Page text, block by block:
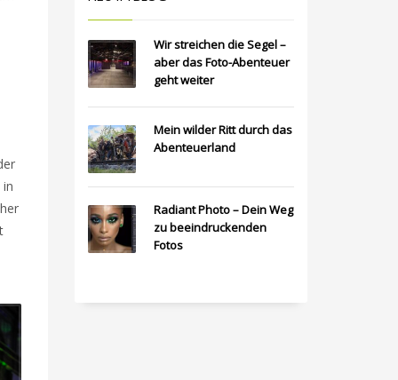
Wir streichen die Segel –
aber das Foto-Abenteuer
geht weiter
Mein wilder Ritt durch das
Abenteuerland
Radiant Photo – Dein Weg
zu beeindruckenden
Fotos